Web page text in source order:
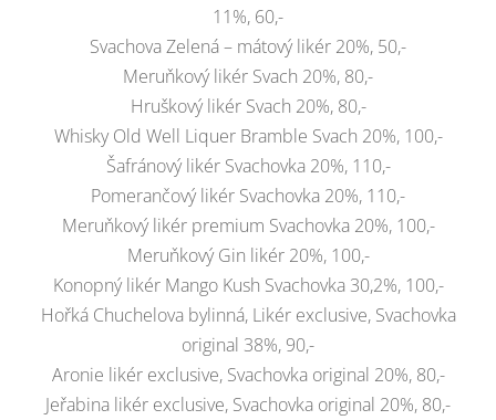
11%, 60,-
Svachova Zelená – mátový likér 20%, 50,-
Meruňkový likér Svach 20%, 80,-
Hruškový likér Svach 20%, 80,-
Whisky Old Well Liquer Bramble Svach 20%, 100,-
Šafránový likér Svachovka 20%, 110,-
Pomerančový likér Svachovka 20%, 110,-
Meruňkový likér premium Svachovka 20%, 100,-
Meruňkový Gin likér 20%, 100,-
Konopný likér Mango Kush Svachovka 30,2%, 100,-
Hořká Chuchelova bylinná, Likér exclusive, Svachovka
original 38%, 90,-
Aronie likér exclusive, Svachovka original 20%, 80,-
Jeřabina likér exclusive, Svachovka original 20%, 80,-